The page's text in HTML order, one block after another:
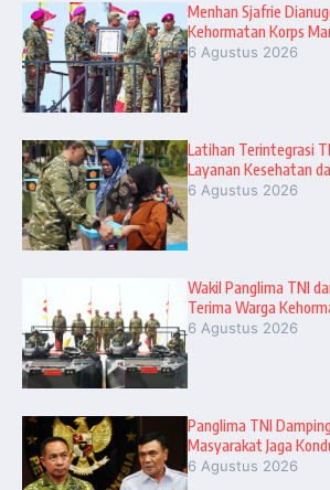
Menhan Sjafrie
Kehormatan Korps
6 Agustus 2026
Latihan Terintegrasi
Layanan Kesehatan
6 Agustus 2026
Wakil Panglima TNI
Terima Warga
6 Agustus 2026
Panglima TNI
Masyarakat Jaga
6 Agustus 2026